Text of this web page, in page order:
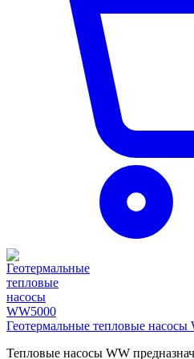
Геотермальные тепловые насосы
Тепловые насосы WW